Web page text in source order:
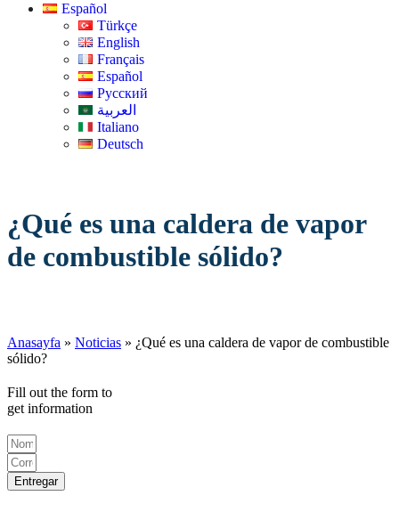
Español
Türkçe
English
Français
Español
Русский
العربية
Italiano
Deutsch
¿Qué es una caldera de vapor
de combustible sólido?
Anasayfa » Noticias » ¿Qué es una caldera de vapor de combustible
sólido?
Fill out the form to
get information
Entregar